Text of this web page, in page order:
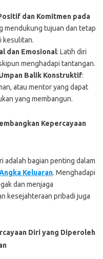
dan Komitmen pada
mendukung tujuan dan tetap
kesulitan.
dan Emosional: Latih diri
menghadapi tantangan.
Balik Konstruktif:
atau mentor yang dapat
yang membangun.
Kepercayaan
adalah bagian penting dalam
Keluaran. Menghadapi
dan menjaga
kesejahteraan pribadi juga
Diri yang Diperoleh